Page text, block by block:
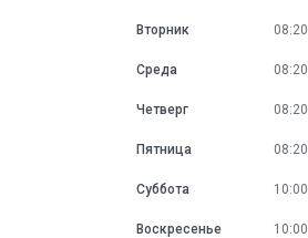
Вторник 08:20
Среда 08:20
Четверг 08:20
Пятница 08:20
Суббота 10:00
Воскресенье 10:00